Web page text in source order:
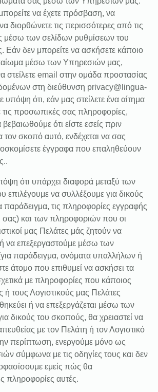
να έχετε πρόσβαση, να
διορθώνετε τις περισσότερες από τις
μέσω των σελίδων ρυθμίσεων του
Εάν δεν μπορείτε να ασκήσετε κάποιο
μέσω των Υπηρεσιών μας,
στείλετε email στην ομάδα προστασίας
στη διεύθυνση privacy@lingua-
υπόψη ότι, εάν μας στείλετε ένα αίτημα
τις προσωπικές σας πληροφορίες,
ότι είστε εσείς πριν
τον σκοπό αυτό, ενδέχεται να σας
έγγραφα που επαληθεύουν
ότι υπάρχει διαφορά μεταξύ των
να συλλέξουμε για δικούς
παράδειγμα, τις πληροφορίες εγγραφής
σας) και των πληροφοριών που οι
μας Πελάτες μάς ζητούν να
να επεξεργαστούμε μέσω των
παράδειγμα, ονόματα υπαλλήλων ή
άτομο που επιθυμεί να ασκήσει τα
με πληροφορίες που κάποιος
ή τους Λογιστικούς μας Πελάτες
ή να επεξεργάζεται μέσω των
δικούς του σκοπούς, θα χρειαστεί να
με τον Πελάτη ή τον Λογιστικό
περίπτωση, ενεργούμε μόνο ως
σύμφωνα με τις οδηγίες τους και δεν
εμείς πώς θα
πληροφορίες αυτές.